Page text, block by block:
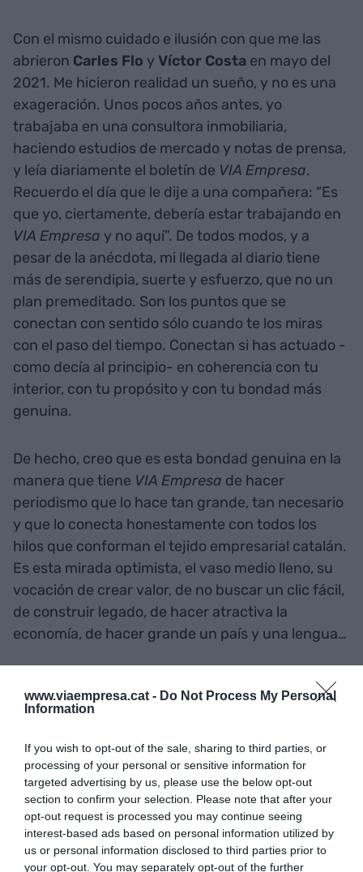
www.viaempresa.cat - Do Not Process My Personal
Information
If you wish to opt-out of the sale, sharing to third parties, or
processing of your personal or sensitive information for
targeted advertising by us, please use the below opt-out
section to confirm your selection. Please note that after your
opt-out request is processed you may continue seeing
interest-based ads based on personal information utilized by
us or personal information disclosed to third parties prior to
your opt-out. You may separately opt-out of the further
Con el mismo cuidado e ilusión con que me las
abrieron Carles Flo y Víctor Costa en mayo del
2021. Me hicieron realidad un sueño, y no es una
exageración. Unos pocos años antes, yo
trabajaba en una consultora inmobiliaria,
haciendo estudios de mercado y notas de prensa,
y leía diariamente el boletín de VIA Empresa.
Recuerdo el día que le dije a una compañera: “Es
que yo, ciertamente, debería estar trabajando en
VIA Empresa y no aquí”. De todos modos, y a
pesar de la anécdota, mi llegada al diario tiene
más de serendipia, suerte y esfuerzo, que no un
plan premeditado. Son los puntos que se
conectan con sentido sólo cuando te los miras
con el paso del tiempo. Conectan si has actuado -
como decía al principio- en coherencia con tu
interior, con tu propósito y con tu bondad más
genuina.
De hecho, creo que es esta bondad genuina en la
manera que tiene VIA Empresa de hacer
periodismo que lo hace tan grande, tan necesario
y que lo conecta honestamente con todos los
hilos que conforman el tejido empresarial catalán.
Es esta mirada optimista, el vaso medio lleno, su
vocación de crear valor, de no buscar un clic fácil,
de construir legado, de hacer atractiva la
economía, de hacer grande un país y una lengua…
inteligencia es contagiosa. Últimamente, creo que
también lo es. Contagiosa e inspiradora. “Aquí sólo
trabajan buenas personas” me dijo Carles Flo mi
primer día enVIA Empresa. Y los observo, uno a
uno, al equipo que forma este diario, y son todos
buenas personas. ¿No decíaKapuścińskique
para ser buen periodista se tenía que ser buena